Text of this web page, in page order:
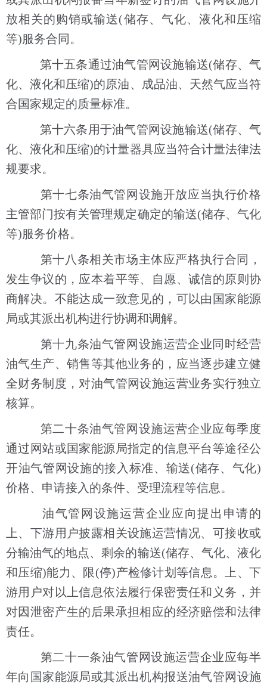
放相关的购销或输送(储存、气化、液化和压缩
等)服务合同。
第十五条通过油气管网设施输送(储存、气
化、液化和压缩)的原油、成品油、天然气应当符
合国家规定的质量标准。
第十六条用于油气管网设施输送(储存、气
化、液化和压缩)的计量器具应当符合计量法律法
规要求。
第十七条油气管网设施开放应当执行价格
主管部门按有关管理规定确定的输送(储存、气化
等)服务价格。
第十八条相关市场主体应严格执行合同，
发生争议的，应本着平等、自愿、诚信的原则协
商解决。不能达成一致意见的，可以由国家能源
局或其派出机构进行协调和调解。
第十九条油气管网设施运营企业同时经营
油气生产、销售等其他业务的，应当逐步建立健
全财务制度，对油气管网设施运营业务实行独立
核算。
第二十条油气管网设施运营企业应每季度
通过网站或国家能源局指定的信息平台等途径公
开油气管网设施的接入标准、输送(储存、气化)
价格、申请接入的条件、受理流程等信息。
油气管网设施运营企业应向提出申请的
上、下游用户披露相关设施运营情况、可接收或
分输油气的地点、剩余的输送(储存、气化、液化
和压缩)能力、限(停)产检修计划等信息。上、下
游用户对以上信息依法履行保密责任和义务，并
对因泄密产生的后果承担相应的经济赔偿和法律
责任。
第二十一条油气管网设施运营企业应每半
年向国家能源局或其派出机构报送油气管网设施